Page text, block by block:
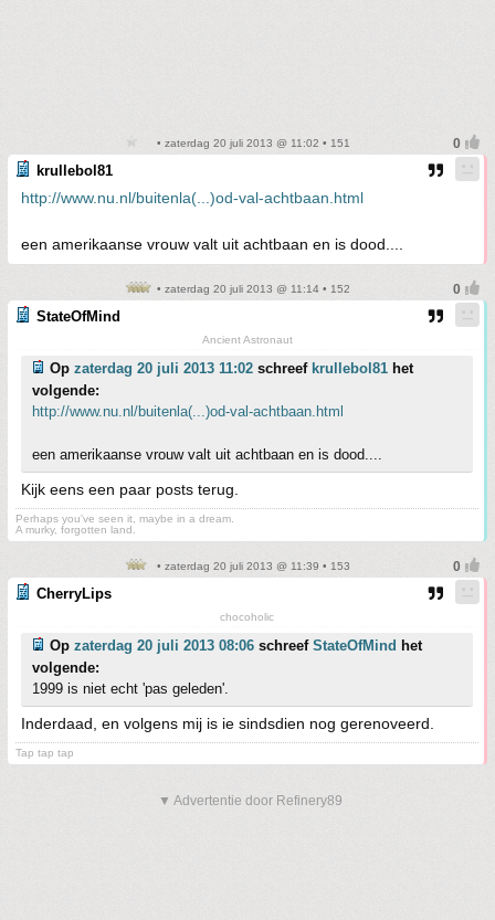
• zaterdag 20 juli 2013 @ 11:02 • 151
krullebol81
http://www.nu.nl/buitenla(...)od-val-achtbaan.html
een amerikaanse vrouw valt uit achtbaan en is dood....
• zaterdag 20 juli 2013 @ 11:14 • 152
StateOfMind
Ancient Astronaut
Op zaterdag 20 juli 2013 11:02 schreef krullebol81 het
volgende:
http://www.nu.nl/buitenla(...)od-val-achtbaan.html
een amerikaanse vrouw valt uit achtbaan en is dood....
Kijk eens een paar posts terug.
Perhaps you've seen it, maybe in a dream.
A murky, forgotten land.
• zaterdag 20 juli 2013 @ 11:39 • 153
CherryLips
chocoholic
Op zaterdag 20 juli 2013 08:06 schreef StateOfMind het
volgende:
1999 is niet echt 'pas geleden'.
Inderdaad, en volgens mij is ie sindsdien nog gerenoveerd.
Tap tap tap
▼ Advertentie door Refinery89